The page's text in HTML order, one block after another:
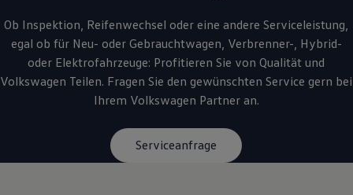
Ob Inspektion, Reifenwechsel oder eine andere Serviceleistung,
egal ob für Neu- oder Gebrauchtwagen , Verbrenner-, Hybrid-
oder Elektrofahrzeuge: Profitieren Sie von Qualität und
Volkswagen Teilen. Fragen Sie den gewünschten Service gern bei
Ihrem Volkswagen Partner an.
Serviceanfrage